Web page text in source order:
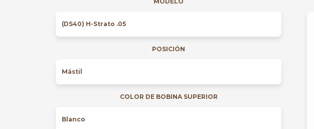
POSICIÓN
COLOR DE BOBINA SUPERIOR